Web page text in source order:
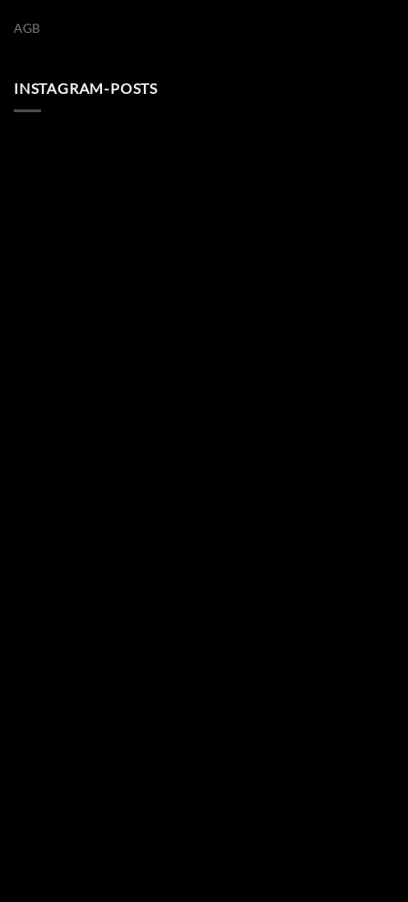
AGB
INSTAGRAM-POSTS